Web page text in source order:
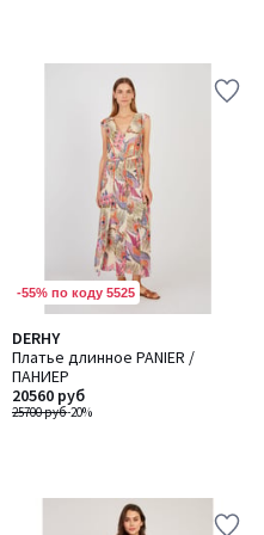
-55% по коду 5525
DERHY
Платье длинное PANIER /
ПАНИЕР
25700 руб-20%
20560 руб